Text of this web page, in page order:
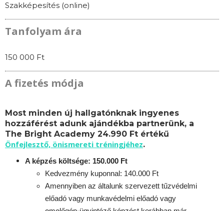
Szakképesítés (online)
Tanfolyam ára
150 000 Ft
A fizetés módja
Most minden új hallgatónknak ingyenes
hozzáférést adunk ajándékba partnerünk, a
The Bright Academy 24.990 Ft értékű
Önfejlesztő, önismereti tréningjéhez.
A képzés költsége: 150.000 Ft
Kedvezmény kuponnal: 140.000 Ft
Amennyiben az általunk szervezett tűzvédelmi
előadó vagy munkavédelmi előadó vagy